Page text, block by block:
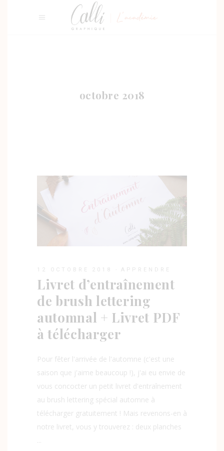
octobre 2018
12 OCTOBRE 2018 APPRENDRE
Livret d’entraînement
de brush lettering
automnal + Livret PDF
à télécharger
Pour fêter l'arrivée de l'automne (c'est une
saison que j'aime beaucoup !), j'ai eu envie de
vous concocter un petit livret d'entraînement
au brush lettering spécial automne à
télécharger gratuitement ! Mais revenons-en à
notre livret, vous y trouverez : deux planches